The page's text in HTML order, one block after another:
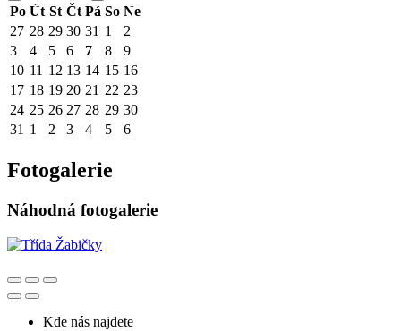
Po Út St Čt Pá So Ne
27 28 29 30 31 1
2
3
4 5 6 7 8
9
10 11 12 13 14 15 16
17 18 19 20 21 22 23
24 25 26 27 28 29 30
31 1 2 3 4 5 6
Fotogalerie
Náhodná fotogalerie
Kde nás najdete